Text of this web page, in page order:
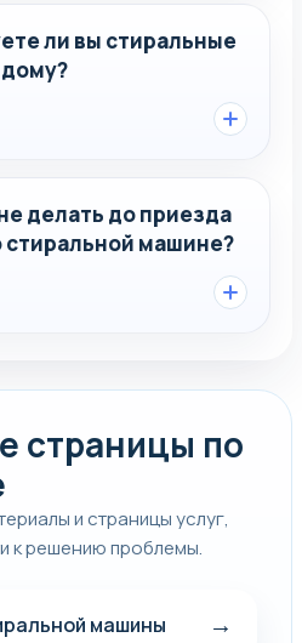
ли вы стиральные
делать до приезда
стиральной машине?
страницы по
и страницы услуг,
к решению проблемы.
машины →